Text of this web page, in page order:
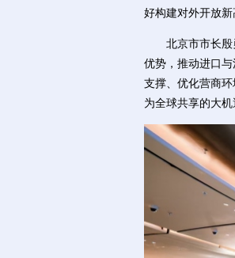
好构建对外开放新
北京市市长殷勇
优势，推动进口
支撑、优化营商
为全球共享的大机